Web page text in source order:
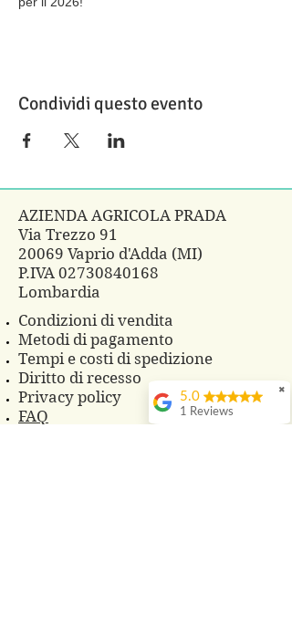
Condividi questo evento
AZIENDA AGRICOLA PRADA
Via Trezzo 91
20069 Vaprio d'Adda (MI)
P.IVA 02730840168
Lombardia
Condizioni di vendita
Metodi di pagamento
Tempi e costi di spedizione
Diritto di recesso
Privacy policy
FAQ
✖
5.0
1 Reviews